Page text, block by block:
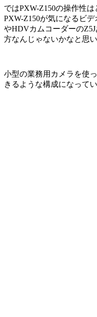
ではPXW-Z150の操作性
PXW-Z150が気になるビ
やHDVカムコーダーの
方なんじゃないかなと思い
小型の業務用カメラを使
きるような構成になってい